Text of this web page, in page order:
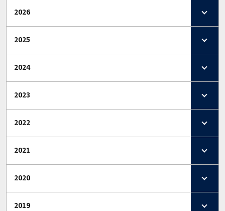
2026
2025
2024
2023
2022
2021
2020
2019